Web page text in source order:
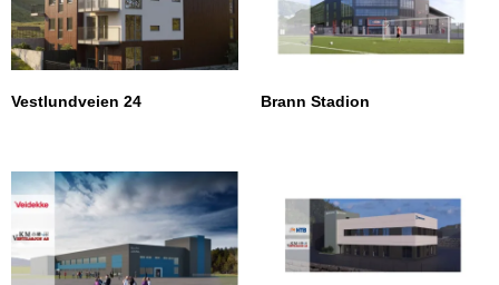
Vestlundveien 24 Brann Stadion